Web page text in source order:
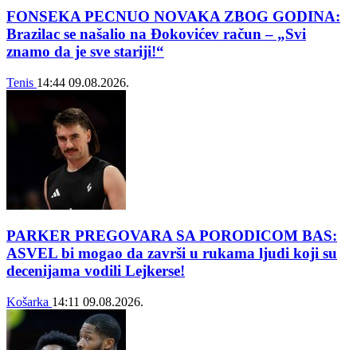
FONSEKA PECNUO NOVAKA ZBOG GODINA:
Brazilac se našalio na Đokovićev račun – „Svi
znamo da je sve stariji!“
Tenis 14:44 09.08.2026.
PARKER PREGOVARA SA PORODICOM BAS:
ASVEL bi mogao da završi u rukama ljudi koji su
decenijama vodili Lejkerse!
Košarka 14:11 09.08.2026.